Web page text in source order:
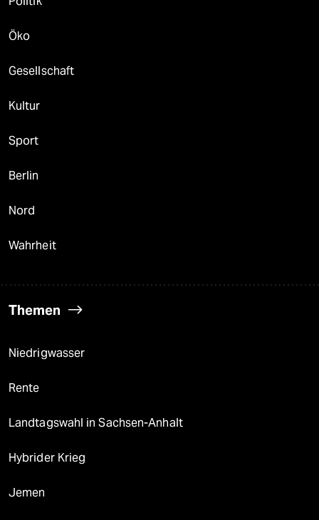
Öko
Gesellschaft
Kultur
Sport
Berlin
Nord
Wahrheit
Themen
Niedrigwasser
Rente
Landtagswahl in Sachsen-Anhalt
Hybrider Krieg
Jemen